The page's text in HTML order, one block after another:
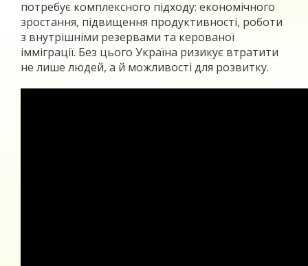
потребує комплексного підходу: економічного
зростання, підвищення продуктивності, роботи
з внутрішніми резервами та керованої
імміграції. Без цього Україна ризикує втратити
не лише людей, а й можливості для розвитку.